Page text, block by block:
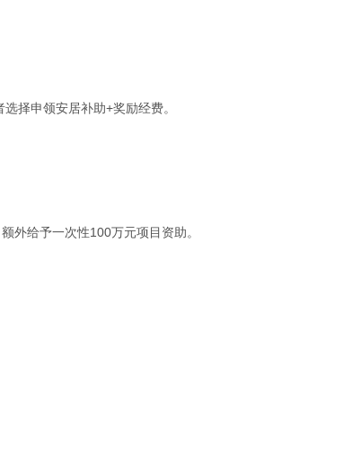
择申领安居补助+奖励经费。
外给予一次性100万元项目资助。